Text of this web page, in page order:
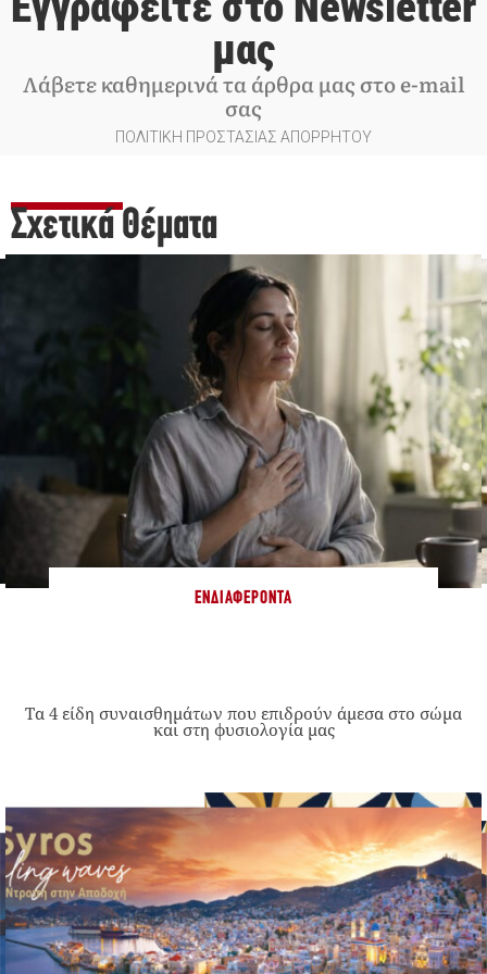
μας
Λάβετε καθημερινά τα άρθρα μας στο e-mail
σας
ΠΟΛΙΤΙΚΗ ΠΡΟΣΤΑΣΙΑΣ ΑΠΟΡΡΗΤΟΥ
Σχετικά Θέματα
ΕΝΔΙΑΦΈΡΟΝΤΑ
Τα 4 είδη συναισθημάτων που επιδρούν άμεσα στο σώμα
και στη φυσιολογία μας